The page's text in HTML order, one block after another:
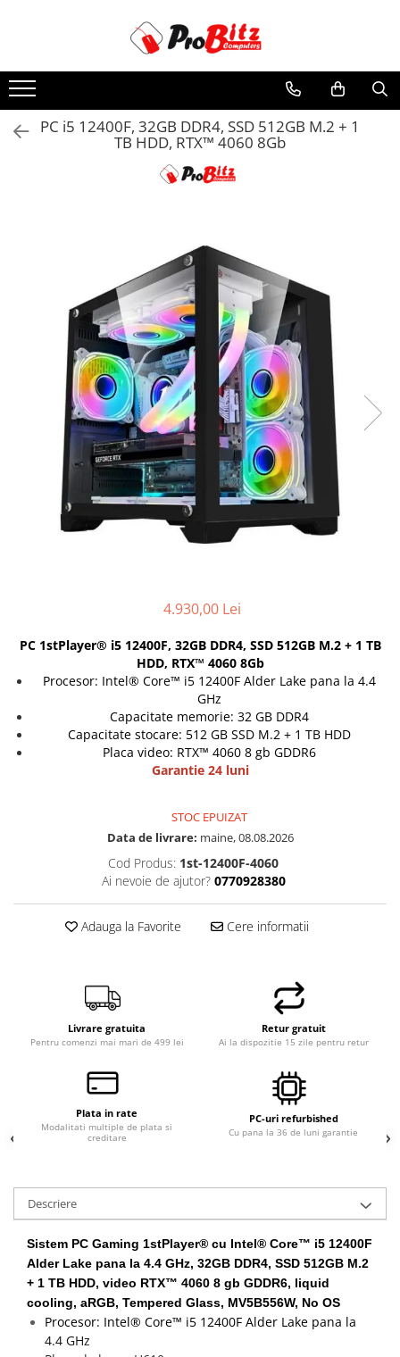
Laptopuri si accesorii
Laptopuri
Hard Disk-uri laptop
Baterii laptop
Componente REFURBISHED Laptop
Hard Disk-uri Refurbished
Accesorii Laptop
Docking stations
Genti Laptop
Incarcatoare laptop
Incarcatoare laptop refurbished
Standuri și Coolere Laptop
Alte accesorii
Calculatoare Mini NOI
Calculatoare SECOND-HAND
Calculatoare REFURBISHED
Calculatoare RENEW
Calculatoare WORKSTATION
Placi de baza
Ventilatoare carcasa
Componente Renew/Refurbished
Placi de baza REFURBISHED
Placi VIDEO
All-in-One REFURBISHED
Calculatoare All-in-One RENEW
Componente All-in-One
Monitoare
Monitoare NOI
Monitoare Refurbished
Monitoare Renew
PC i5 12400F, 32GB DDR4, SSD 512GB M.2 + 1
TB HDD, RTX™ 4060 8Gb
4.930,00 Lei
PC 1stPlayer® i5 12400F, 32GB DDR4, SSD 512GB M.2 + 1 TB
HDD, RTX™ 4060 8Gb
Procesor: Intel® Core™ i5 12400F Alder Lake pana la 4.4
GHz
Capacitate memorie: 32 GB DDR4
Capacitate stocare: 512 GB SSD M.2 + 1 TB HDD
Placa video: RTX™ 4060 8 gb GDDR6
Garantie 24 luni
STOC EPUIZAT
Data de livrare: maine, 08.08.2026
Cod Produs: 1st-12400F-4060
Ai nevoie de ajutor? 0770928380
Adauga la Favorite Cere informatii
Livrare gratuita
Pentru comenzi mai mari de 499 lei
Retur gratuit
Ai la dispozitie 15 zile pentru retur
Plata in rate
Modalitati multiple de plata si
creditare
PC-uri refurbished
Cu pana la 36 de luni garantie
Descriere
Sistem PC Gaming 1stPlayer® cu Intel® Core™ i5 12400F
Alder Lake pana la 4.4 GHz, 32GB DDR4, SSD 512GB M.2
+ 1 TB HDD, video RTX™ 4060 8 gb GDDR6, liquid
cooling, aRGB, Tempered Glass, MV5B556W, No OS
Procesor: Intel® Core™ i5 12400F Alder Lake pana la
4.4 GHz